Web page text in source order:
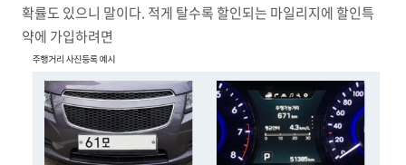
확률도 있으니 말이다. 적게 탈수록 할인되는 마일리지에 할인특
약에 가입하려면